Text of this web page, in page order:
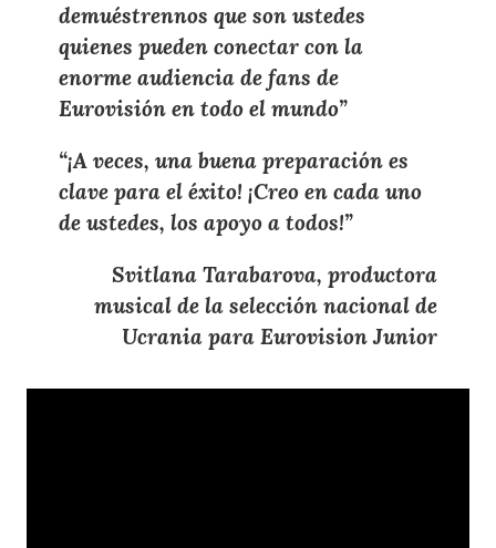
demuéstrennos que son ustedes
quienes pueden conectar con la
enorme audiencia de fans de
Eurovisión en todo el mundo”
“¡A veces, una buena preparación es
clave para el éxito! ¡Creo en cada uno
de ustedes, los apoyo a todos!”
Svitlana Tarabarova, productora
musical de la selección nacional de
Ucrania para Eurovision Junior